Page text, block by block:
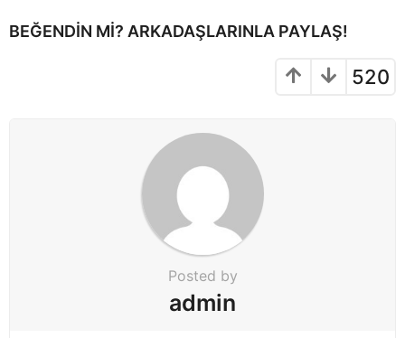
a
BEĞENDIN MI? ARKADAŞLARINLA PAYLAŞ!
520
Posted by
admin